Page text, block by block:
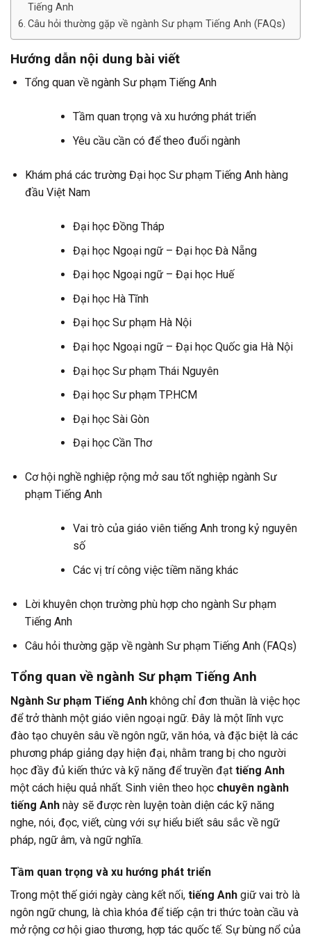
Tiếng Anh
Câu hỏi thường gặp về ngành Sư phạm Tiếng Anh (FAQs)
Hướng dẫn nội dung bài viết
Tổng quan về ngành Sư phạm Tiếng Anh
Tầm quan trọng và xu hướng phát triển
Yêu cầu cần có để theo đuổi ngành
Khám phá các trường Đại học Sư phạm Tiếng Anh hàng
đầu Việt Nam
Đại học Đồng Tháp
Đại học Ngoại ngữ – Đại học Đà Nẵng
Đại học Ngoại ngữ – Đại học Huế
Đại học Hà Tĩnh
Đại học Sư phạm Hà Nội
Đại học Ngoại ngữ – Đại học Quốc gia Hà Nội
Đại học Sư phạm Thái Nguyên
Đại học Sư phạm TP.HCM
Đại học Sài Gòn
Đại học Cần Thơ
Cơ hội nghề nghiệp rộng mở sau tốt nghiệp ngành Sư
phạm Tiếng Anh
Vai trò của giáo viên tiếng Anh trong kỷ nguyên
số
Các vị trí công việc tiềm năng khác
Lời khuyên chọn trường phù hợp cho ngành Sư phạm
Tiếng Anh
Câu hỏi thường gặp về ngành Sư phạm Tiếng Anh (FAQs)
Tổng quan về ngành Sư phạm Tiếng Anh
Ngành Sư phạm Tiếng Anh không chỉ đơn thuần là việc học
để trở thành một giáo viên ngoại ngữ. Đây là một lĩnh vực
đào tạo chuyên sâu về ngôn ngữ, văn hóa, và đặc biệt là các
phương pháp giảng dạy hiện đại, nhằm trang bị cho người
học đầy đủ kiến thức và kỹ năng để truyền đạt tiếng Anh
một cách hiệu quả nhất. Sinh viên theo học chuyên ngành
tiếng Anh này sẽ được rèn luyện toàn diện các kỹ năng
nghe, nói, đọc, viết, cùng với sự hiểu biết sâu sắc về ngữ
pháp, ngữ âm, và ngữ nghĩa.
Tầm quan trọng và xu hướng phát triển
Trong một thế giới ngày càng kết nối, tiếng Anh giữ vai trò là
ngôn ngữ chung, là chìa khóa để tiếp cận tri thức toàn cầu và
mở rộng cơ hội giao thương, hợp tác quốc tế. Sự bùng nổ của